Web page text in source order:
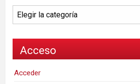
Categorías
Acceso
Acceder